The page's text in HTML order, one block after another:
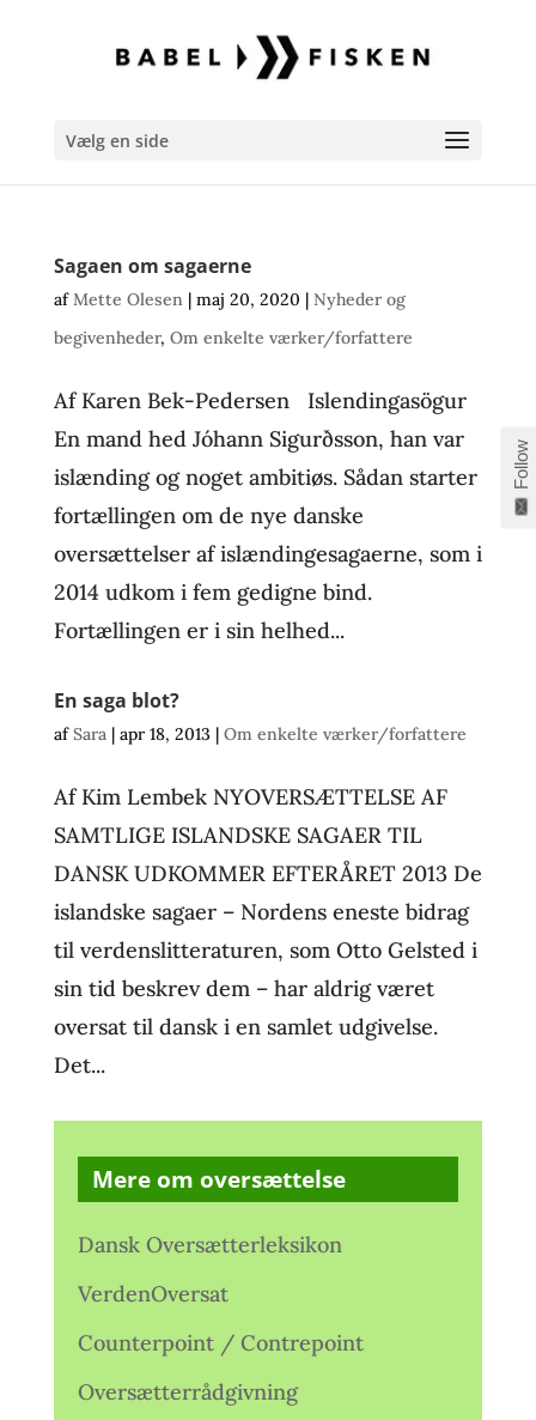
Vælg en side
Sagaen om sagaerne
afMette Olesen| maj 20, 2020 | Nyheder og
begivenheder, Om enkelte værker/forfattere
Af Karen Bek-Pedersen Islendingasögur
En mand hed Jóhann Sigurðsson, han var
islænding og noget ambitiøs. Sådan starter
fortællingen om de nye danske
oversættelser af islændingesagaerne, som i
2014 udkom i fem gedigne bind.
Fortællingen er i sin helhed...
En saga blot?
afSara| apr 18, 2013| Om enkelte værker/forfattere
Af Kim Lembek NYOVERSÆTTELSE AF
SAMTLIGE ISLANDSKE SAGAER TIL
DANSK UDKOMMER EFTERÅRET 2013 De
islandske sagaer – Nordens eneste bidrag
til verdenslitteraturen, som Otto Gelsted i
sin tid beskrev dem – har aldrig været
oversat til dansk i en samlet udgivelse.
Det...
Mere om oversættelse
Dansk Oversætterleksikon
VerdenOversat
Counterpoint / Contrepoint
Oversætterrådgivning
Follow